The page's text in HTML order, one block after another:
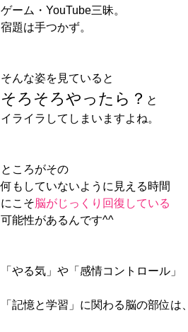
ゲーム・YouTube三昧。
宿題は手つかず。
そんな姿を見ていると
そろそろやったら？ と
イライラしてしまいますよね。
ところがその
何もしていないように見える時間
にこそ 脳がじっくり回復している
可能性があるんです^^
「やる気」や「感情コントロール」
「記憶と学習」に関わる脳の部位は、